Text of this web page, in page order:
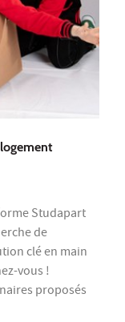
Studapart
de
clé en main
vous !
proposés